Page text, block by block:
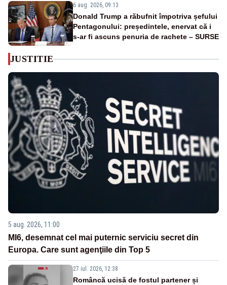
6 aug. 2026, 09:13
Donald Trump a răbufnit împotriva șefului
Pentagonului: președintele, enervat că i
s-ar fi ascuns penuria de rachete – SURSE
JUSTITIE
5 aug. 2026, 11:00
MI6, desemnat cel mai puternic serviciu secret din
Europa. Care sunt agenţiile din Top 5
27 iul. 2026, 12:38
Româncă ucisă de fostul partener și